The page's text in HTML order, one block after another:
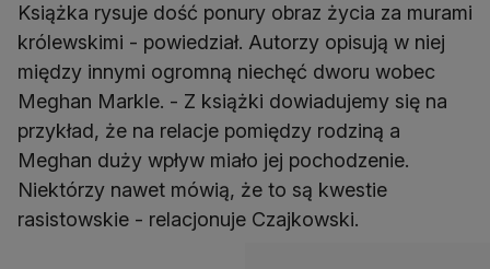
Książka rysuje dość ponury obraz życia za murami
królewskimi - powiedział. Autorzy opisują w niej
między innymi ogromną niechęć dworu wobec
Meghan Markle. - Z książki dowiadujemy się na
przykład, że na relacje pomiędzy rodziną a
Meghan duży wpływ miało jej pochodzenie.
Niektórzy nawet mówią, że to są kwestie
rasistowskie - relacjonuje Czajkowski.